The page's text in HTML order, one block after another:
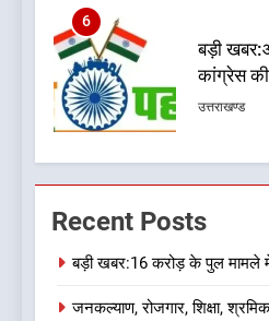
6
बड़ी
कांग्रेस की
गोदियाल
उत्तराखण्ड
7
को भाजपा
8
Recent Posts
बड़ी खबर:16 करोड़ के पुल मामले
जनकल्याण, रोजगार, शिक्षा,